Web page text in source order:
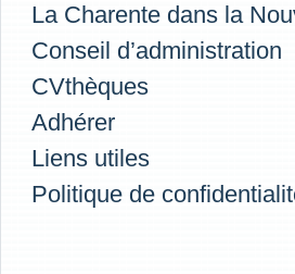
La Charente dans la
Conseil d’administration
CVthèques
Adhérer
Liens utiles
Politique de